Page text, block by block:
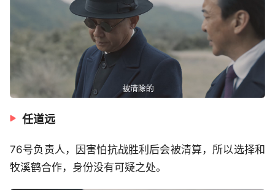
任道远
76号负责人，因害怕抗战胜利后会被清算，所以选择和
牧溪鹤合作，身份没有可疑之处。